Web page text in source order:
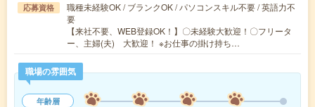
応募資格
職種未経験OK / ブランクOK / パソコンスキル不要 / 英語力不
要
【来社不要、WEB登録OK！】〇未経験大歓迎！〇フリータ
ー、主婦(夫) 大歓迎！ ※お仕事の掛け持ち…
職場の雰囲気
年齢層